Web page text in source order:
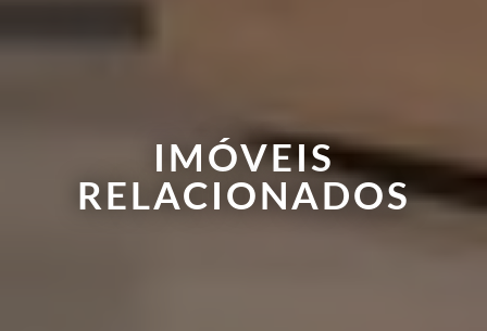
IMÓVEIS
RELACIONADOS